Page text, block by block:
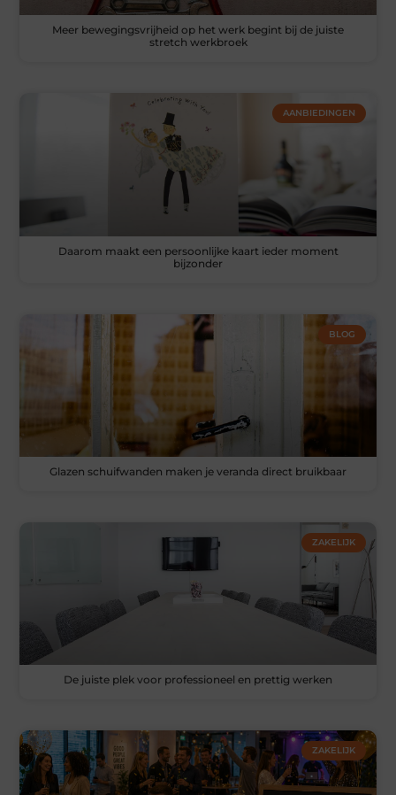
Meer bewegingsvrijheid op het werk begint bij de juiste
stretch werkbroek
AANBIEDINGEN
Daarom maakt een persoonlijke kaart ieder moment
bijzonder
BLOG
Glazen schuifwanden maken je veranda direct bruikbaar
ZAKELIJK
De juiste plek voor professioneel en prettig werken
ZAKELIJK